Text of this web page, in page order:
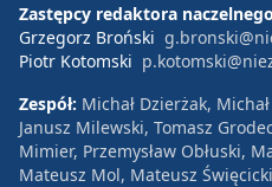
Zastępcy redaktora
Grzegorz Broński
Piotr Kotomski
Zespół: Michał Dzierżak,
Janusz Milewski, Tomasz
Mimier, Przemysław Obłuski,
Mateusz Mol, Mateusz Święcicki